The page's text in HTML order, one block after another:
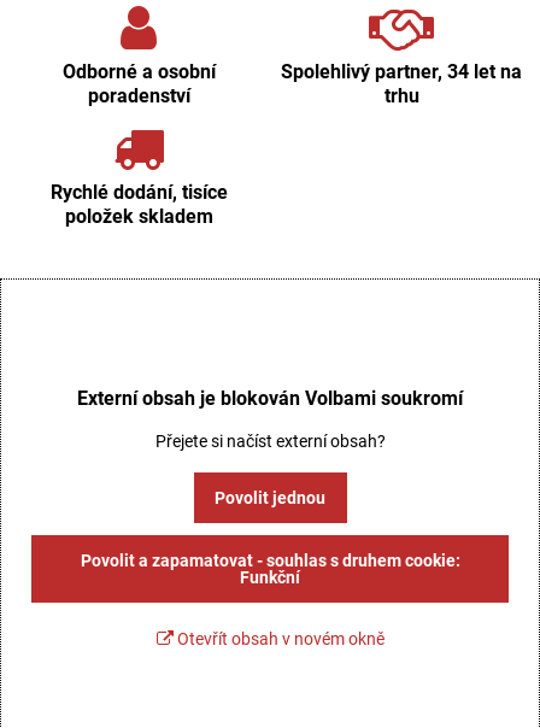
Odborné a osobní
poradenství
Spolehlivý partner, 34 let na
trhu
Rychlé dodání, tisíce
položek skladem
Externí obsah je blokován Volbami soukromí
Přejete si načíst externí obsah?
Povolit jednou
Povolit a zapamatovat - souhlas s druhem cookie:
Funkční
Otevřít obsah v novém okně